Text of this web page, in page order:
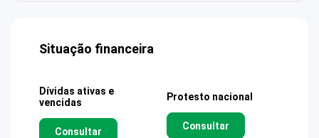
Situação financeira
Dívidas ativas e
vencidas
Consultar
Protesto nacional
Consultar